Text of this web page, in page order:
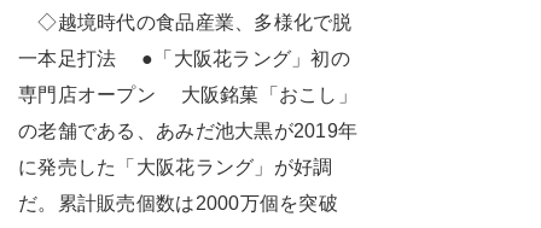
◇越境時代の食品産業、多様化で脱
一本足打法 ●「大阪花ラング」初の
専門店オープン 大阪銘菓「おこし」
の老舗である、あみだ池大黒が2019年
に発売した「大阪花ラング」が好調
だ。累計販売個数は2000万個を突破